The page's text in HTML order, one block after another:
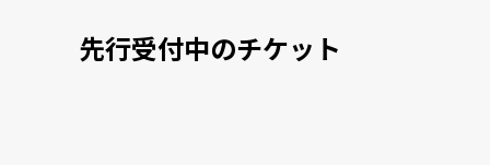
先行受付中のチケット